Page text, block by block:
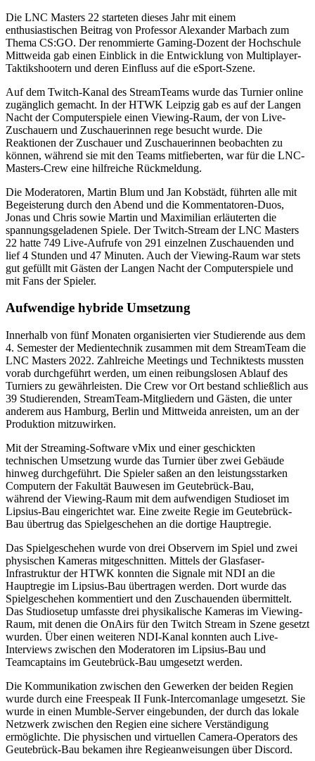
Die LNC Masters 22 starteten dieses Jahr mit einem
enthusiastischen Beitrag von Professor Alexander Marbach zum
Thema CS:GO. Der renommierte Gaming-Dozent der Hochschule
Mittweida gab einen Einblick in die Entwicklung von Multiplayer-
Taktikshootern und deren Einfluss auf die eSport-Szene.
Auf dem Twitch-Kanal des StreamTeams wurde das Turnier online
zugänglich gemacht. In der HTWK Leipzig gab es auf der Langen
Nacht der Computerspiele einen Viewing-Raum, der von Live-
Zuschauern und Zuschauerinnen rege besucht wurde. Die
Reaktionen der Zuschauer und Zuschauerinnen beobachten zu
können, während sie mit den Teams mitfieberten, war für die LNC-
Masters-Crew eine hilfreiche Rückmeldung.
Die Moderatoren, Martin Blum und Jan Kobstädt, führten alle mit
Begeisterung durch den Abend und die Kommentatoren-Duos,
Jonas und Chris sowie Martin und Maximilian erläuterten die
spannungsgeladenen Spiele. Der Twitch-Stream der LNC Masters
22 hatte 749 Live-Aufrufe von 291 einzelnen Zuschauenden und
lief 4 Stunden und 47 Minuten. Auch der Viewing-Raum war stets
gut gefüllt mit Gästen der Langen Nacht der Computerspiele und
mit Fans der Spieler.
Aufwendige hybride Umsetzung
Innerhalb von fünf Monaten organisierten vier Studierende aus dem
4. Semester der Medientechnik zusammen mit dem StreamTeam die
LNC Masters 2022. Zahlreiche Meetings und Techniktests mussten
vorab durchgeführt werden, um einen reibungslosen Ablauf des
Turniers zu gewährleisten. Die Crew vor Ort bestand schließlich aus
39 Studierenden, StreamTeam-Mitgliedern und Gästen, die unter
anderem aus Hamburg, Berlin und Mittweida anreisten, um an der
Produktion mitzuwirken.
Mit der Streaming-Software vMix und einer geschickten
technischen Umsetzung wurde das Turnier über zwei Gebäude
hinweg durchgeführt. Die Spieler saßen an den leistungsstarken
Computern der Fakultät Bauwesen im Geutebrück-Bau,
während der Viewing-Raum mit dem aufwendigen Studioset im
Lipsius-Bau eingerichtet war. Eine zweite Regie im Geutebrück-
Bau übertrug das Spielgeschehen an die dortige Hauptregie.
Das Spielgeschehen wurde von drei Observern im Spiel und zwei
physischen Kameras mitgeschnitten. Mittels der Glasfaser-
Infrastruktur der HTWK konnten die Signale mit NDI an die
Hauptregie im Lipsius-Bau übertragen werden. Dort wurde das
Spielgeschehen kommentiert und den Zuschauenden übermittelt.
Das Studiosetup umfasste drei physikalische Kameras im Viewing-
Raum, mit denen die OnAirs für den Twitch Stream in Szene gesetzt
wurden. Über einen weiteren NDI-Kanal konnten auch Live-
Interviews zwischen den Moderatoren im Lipsius-Bau und
Teamcaptains im Geutebrück-Bau umgesetzt werden.
Die Kommunikation zwischen den Gewerken der beiden Regien
wurde durch eine Freespeak II Funk-Intercomanlage umgesetzt. Sie
wurde in einen Mumble-Server eingebunden, der durch das lokale
Netzwerk zwischen den Regien eine sichere Verständigung
ermöglichte. Die physischen und virtuellen Camera-Operators des
Geutebrück-Bau bekamen ihre Regieanweisungen über Discord.